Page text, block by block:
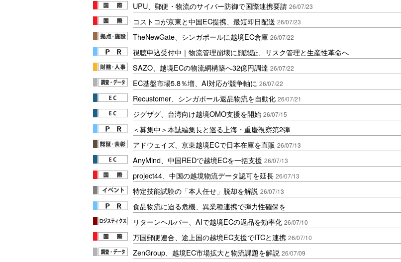
UPU、郵便・物流のサイバー防御で国際連携要請 26/07/23
コストコが京東と中国EC提携、最短即日配送 26/07/23
TheNewGate、シンガポールに越境EC倉庫 26/07/22
視聴申込受付中｜物流管理崩壊に顔認証、リスク管理と生産性革命へ
SAZO、越境ECの物流網構築へ32億円調達 26/07/22
EC基盤市場5.8％増、AI対応が競争軸に 26/07/22
Recustomer、シンガポール返品物流を自動化 26/07/21
ジグザグ、台湾向け越境OMO支援を開始 26/07/15
＜募集中＞本誌編集長と巡る上海・重慶視察第2弾
アドウェイズ、京東越境ECで日本在庫を直販 26/07/13
AnyMind、中国REDで越境ECを一括支援 26/07/13
project44、中国の越境物流データ認可を延長 26/07/13
特定技能試験の「本人任せ」脱却を解説 26/07/13
食品物流に迫る危機、異業種連携で弾力性確保を
リターンヘルパー、AIで越境ECの返品を効率化 26/07/10
万国郵便連合、途上国の越境EC支援でITCと連携 26/07/10
ZenGroup、越境EC市場拡大と物流課題を解説 26/07/09